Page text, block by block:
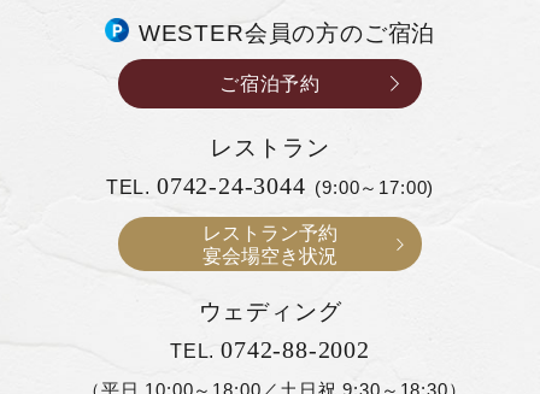
WESTER会員の方のご宿泊
ご宿泊予約
レストラン
TEL. 0742-24-3044 (9:00～17:00)
レストラン予約
宴会場空き状況
ウェディング
TEL.0742-88-2002
（平日 10:00～18:00／土日祝 9:30～18:30）